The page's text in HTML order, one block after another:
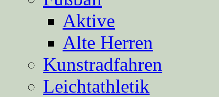
Aktive
Alte Herren
Kunstradfahren
Leichtathletik